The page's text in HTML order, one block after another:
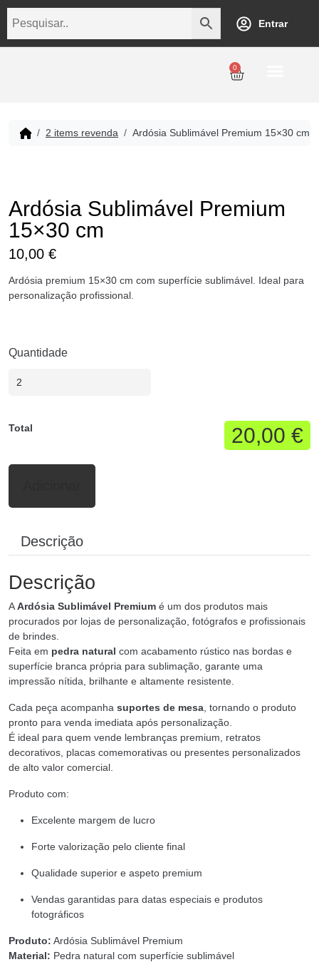
Entrar
0
2 items revenda Ardósia Sublimável Premium 15×30 cm
Ardósia Sublimável Premium
15×30 cm
10,00 €
Ardósia premium 15×30 cm com superfície sublimável. Ideal para
personalização profissional.
Quantidade
Total 20,00 €
Descrição
Descrição
AArdósia Sublimável Premium é um dos produtos mais
procurados por lojas de personalização, fotógrafos e profissionais
de brindes.
Feita em pedra natural com acabamento rústico nas bordas e
superfície branca própria para sublimação, garante uma
impressão nítida, brilhante e altamente resistente.
Cada peça acompanha suportes de mesa , tornando o produto
pronto para venda imediata após personalização.
É ideal para quem vende lembranças premium, retratos
decorativos, placas comemorativas ou presentes personalizados
de alto valor comercial.
Produto com:
Excelente margem de lucro
Forte valorização pelo cliente final
Qualidade superior e aspeto premium
Vendas garantidas para datas especiais e produtos
fotográficos
Produto: Ardósia Sublimável Premium
Material: Pedra natural com superfície sublimável